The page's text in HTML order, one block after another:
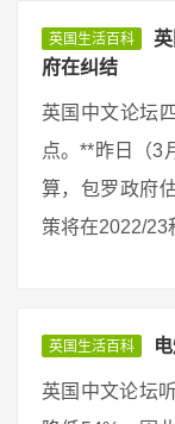
英国生活百科
府在纠结
英国中文论坛
点。**昨日（3
算，包罗政府
策将在2022/23
英国生活百科
英国中文论坛